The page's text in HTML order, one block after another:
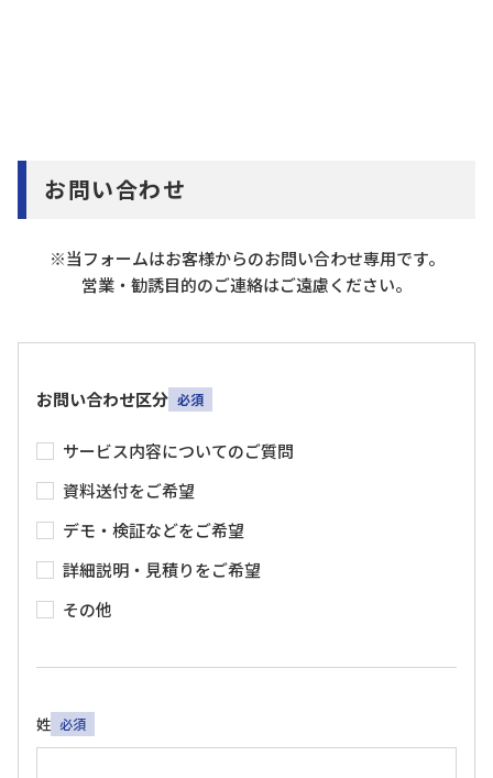
お問い合わせ
※当フォームはお客様からのお問い合わせ専用です。
営業・勧誘目的のご連絡はご遠慮ください。
お問い合わせ区分 必須
サービス内容についてのご質問
資料送付をご希望
デモ・検証などをご希望
詳細説明・見積りをご希望
その他
姓 必須